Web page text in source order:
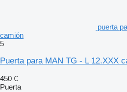
puerta
camión
5
Puerta para MAN TG - L 12.XXX
450 €
Puerta